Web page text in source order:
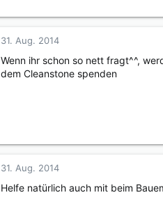
31. Aug. 2014
Wenn ihr schon so nett fragt^^,
dem Cleanstone spenden
31. Aug. 2014
Helfe natürlich auch mit beim